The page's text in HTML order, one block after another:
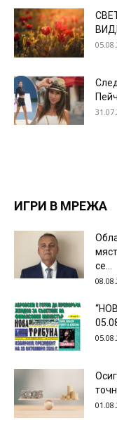
ИГРИ В МРЕЖА
се...